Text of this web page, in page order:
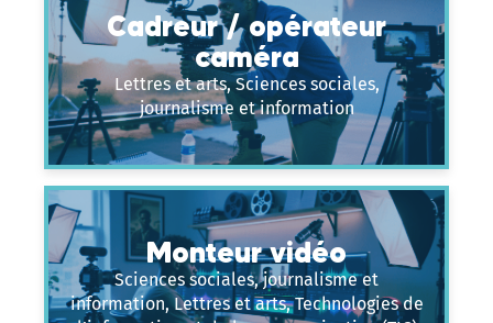
Cadreur / opérateur
caméra
Lettres et arts, Sciences sociales,
journalisme et information
Monteur vidéo
Sciences sociales, journalisme et
information, Lettres et arts, Technologies de